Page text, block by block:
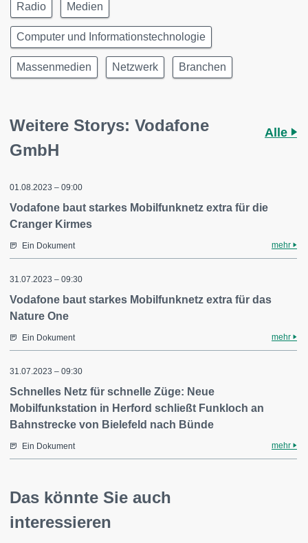
Radio Medien
Computer und Informationstechnologie
Massenmedien Netzwerk Branchen
Weitere Storys: Vodafone
GmbH
Alle
01.08.2023 – 09:00
Vodafone baut starkes Mobilfunknetz extra für die
Cranger Kirmes
Ein Dokument mehr
31.07.2023 – 09:30
Vodafone baut starkes Mobilfunknetz extra für das
Nature One
Ein Dokument mehr
31.07.2023 – 09:30
Schnelles Netz für schnelle Züge: Neue
Mobilfunkstation in Herford schließt Funkloch an
Bahnstrecke von Bielefeld nach Bünde
Ein Dokument mehr
Das könnte Sie auch
interessieren